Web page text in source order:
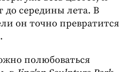
до середины лета. В
он точно превратится
полюбоваться